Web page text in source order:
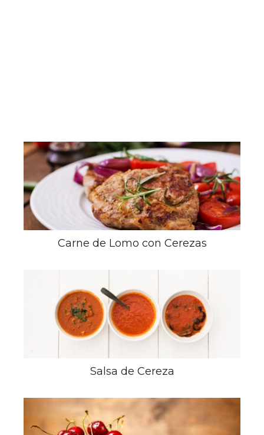
Carne de Lomo con Cerezas
Salsa de Cereza